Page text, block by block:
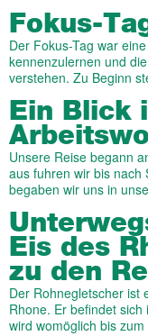
Fokus-
Der Fokus-Tag war
kennenzulernen und
verstehen. Zu Beginn
Ein Blick
Unsere Reise begann
aus fuhren wir bis nach
begaben wir uns in
Eis des
zu den
Der Rohnegletscher ist
Rhone. Er befindet
wird womöglich bis